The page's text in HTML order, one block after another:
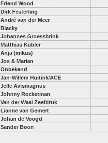
Friend Wood
Dirk Festerling
André van der Meer
Blacky
Johannes Groessbrink
Matthias Kübler
Anja (mikus)
Jos & Marian
Onbekend
Jan-Willem Huitink/ACE
Jelle Avismagnus
Johnny Rocketman
Van der Waal Zeefdruk
Lianne van Gemert
Johan de Voogd
Sander Boon